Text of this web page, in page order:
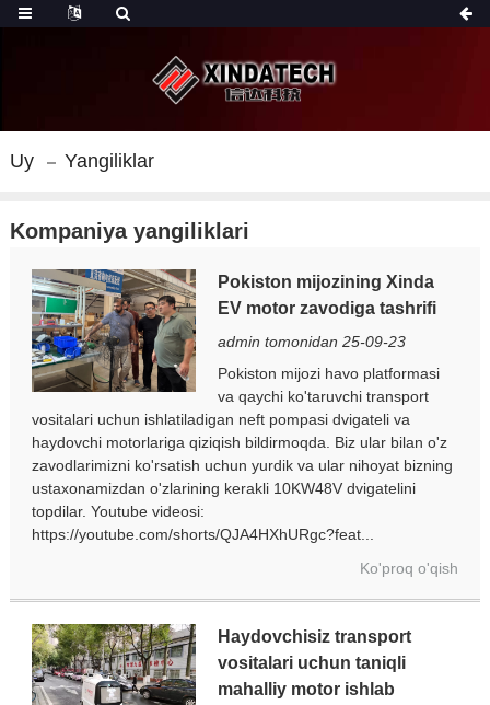
Uy Yangiliklar
Kompaniya yangiliklari
Pokiston mijozining Xinda
EV motor zavodiga tashrifi
admin tomonidan 25-09-23
Pokiston mijozi havo platformasi
va qaychi ko'taruvchi transport
vositalari uchun ishlatiladigan neft pompasi dvigateli va
haydovchi motorlariga qiziqish bildirmoqda. Biz ular bilan o'z
zavodlarimizni ko'rsatish uchun yurdik va ular nihoyat bizning
ustaxonamizdan o'zlarining kerakli 10KW48V dvigatelini
topdilar. Youtube videosi:
https://youtube.com/shorts/QJA4HXhURgc?feat...
Ko'proq o'qish
Haydovchisiz transport
vositalari uchun taniqli
mahalliy motor ishlab